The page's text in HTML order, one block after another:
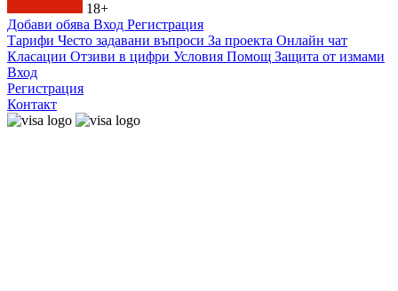
18+
Добави обява Вход Регистрация
Тарифи Често задавани въпроси За проекта Онлайн чат
Класации Отзиви в цифри Условия Помощ Защита от измами
Вход
Регистрация
Контакт